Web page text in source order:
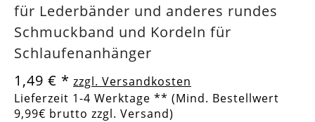
für Lederbänder und anderes rundes
Schmuckband und Kordeln für
Schlaufenanhänger
1,49 € * zzgl. Versandkosten
Lieferzeit 1-4 Werktage ** (Mind. Bestellwert
9,99€ brutto zzgl. Versand)